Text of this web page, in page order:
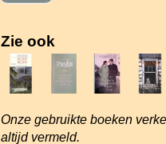
Zie ook
Onze gebruikte boeken
altijd vermeld.